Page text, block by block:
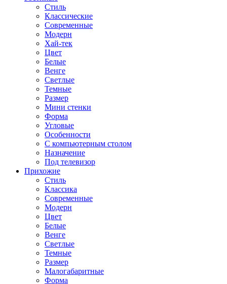
Стиль
Классические
Современные
Модерн
Хай-тек
Цвет
Белые
Венге
Светлые
Темные
Размер
Мини стенки
Форма
Угловые
Особенности
С компьютерным столом
Назначение
Под телевизор
Прихожие
Стиль
Классика
Современные
Модерн
Цвет
Белые
Венге
Светлые
Темные
Размер
Малогабаритные
Форма